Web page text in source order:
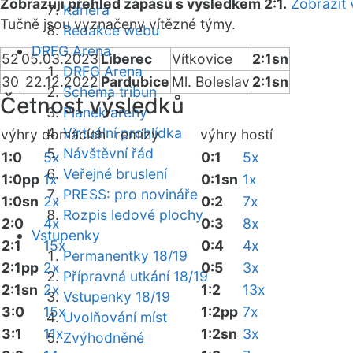
Kariéra
Redakce webu
DRFG Arena
DRFG Arena
Schéma tribun
Plánek areny
Virtuální prohlídka
Návštěvní řád
Veřejné bruslení
PRESS: pro novináře
Rozpis ledové plochy
Vstupenky
Permanentky 18/19
Přípravná utkání 18/19
Vstupenky 18/19
Uvolňování míst
Zvýhodněné
Zobrazuji přehled zápasů s výsledkem 2:1. Zobrazit
Tučně jsou vyznačeny vítězné týmy.
5205.03.2023Liberec Vítkovice
2:1sn
30 22.12.2022 Pardubice Ml. Boleslav 2:1sn
Četnost výsledků
výhry domácíchremízy výhry hostí
1:0
5x
1:0pp 1x
1:0sn 2x
2:0
4x
2:1
15x
2:1pp 2x
2:1sn 2x
3:0
15x
3:1
11x
0:1
5x
0:1sn 1x
0:2
7x
0:3
8x
0:4
4x
0:5
3x
1:2
13x
1:2pp 7x
1:2sn 3x